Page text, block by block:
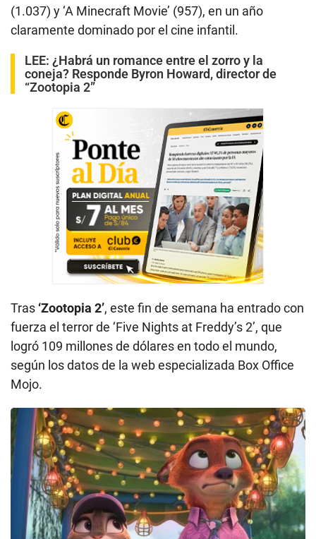
(1.037) y ‘A Minecraft Movie’ (957), en un año
claramente dominado por el cine infantil.
LEE: ¿Habrá un romance entre el zorro y la
coneja? Responde Byron Howard, director de
“Zootopia 2”
Tras ‘Zootopia 2’, este fin de semana ha entrado con
fuerza el terror de ‘Five Nights at Freddy’s 2’, que
logró 109 millones de dólares en todo el mundo,
según los datos de la web especializada Box Office
Mojo.